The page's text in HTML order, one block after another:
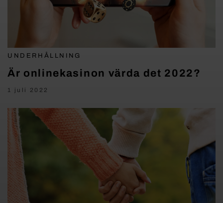
UNDERHÅLLNING
Är onlinekasinon värda det 2022?
1 juli 2022